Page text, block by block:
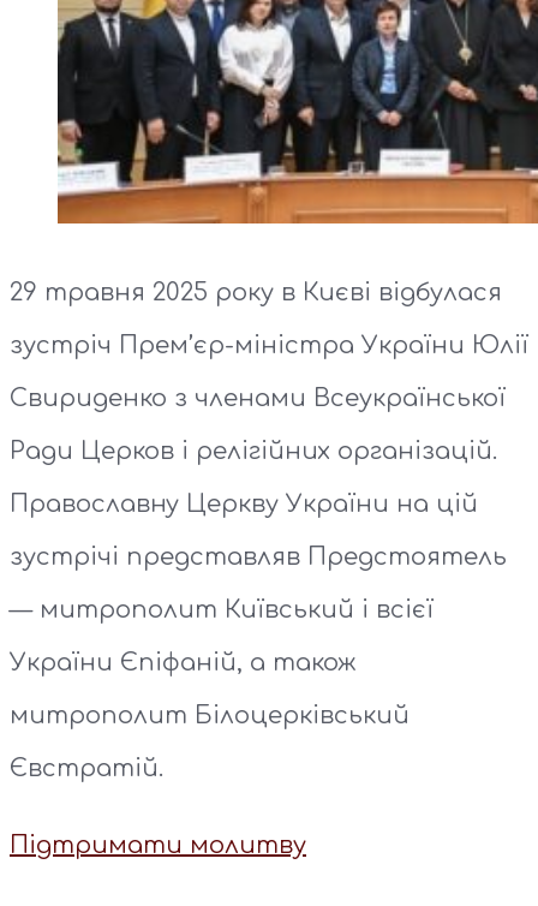
29 травня 2025 року в Києві відбулася
зустріч Прем’єр-міністра України Юлії
Свириденко з членами Всеукраїнської
Ради Церков і релігійних організацій.
Православну Церкву України на цій
зустрічі представляв Предстоятель
— митрополит Київський і всієї
України Єпіфаній, а також
митрополит Білоцерківський
Євстратій.
Підтримати молитву